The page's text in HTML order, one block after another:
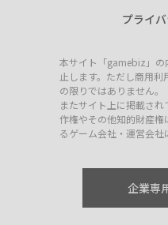
プライ
本サイト「gamebiz」の
止します。ただし商用
の限りではありません。
またサイト上に掲載さ
作権やその他知的財産
るゲーム会社・運営会社
企業専